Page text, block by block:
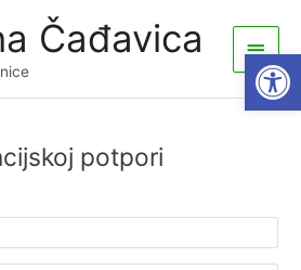
Čađavica
Main
Menu
potpori